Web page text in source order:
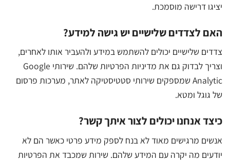
יציגו דרישה מוסמכת.
האם לצדדים שלישיים יש גישה למידע?
צדדים שלישיים יכולים להשתמש במידע ולהעביר אותו לאחרים,
וצריך לבדוק גם את מדיניות הפרטיות שלהם. שירותי Google
Analytic שמספקים שירותי סטטיסטיקה לאתר, מערכות פרסום
של גוגל ומטא.
כיצד אנחנו יכולים לצור איתך קשר?
אנשים מרגישים מאוד לא בנח לספק מידע פרטי כאשר הם לא
יודעים מה יקרה עם המידע שלהם. שירות שמכבד את הפרטיות